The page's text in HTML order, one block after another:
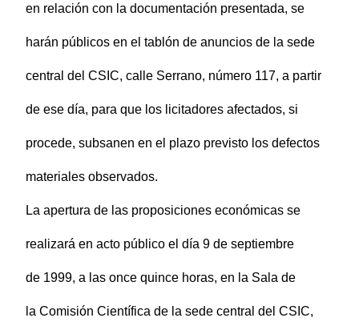
en relación con la documentación presentada, se
harán públicos en el tablón de anuncios de la sede
central del CSIC, calle Serrano, número 117, a partir
de ese día, para que los licitadores afectados, si
procede, subsanen en el plazo previsto los defectos
materiales observados.
La apertura de las proposiciones económicas se
realizará en acto público el día 9 de septiembre
de 1999, a las once quince horas, en la Sala de
la Comisión Científica de la sede central del CSIC,